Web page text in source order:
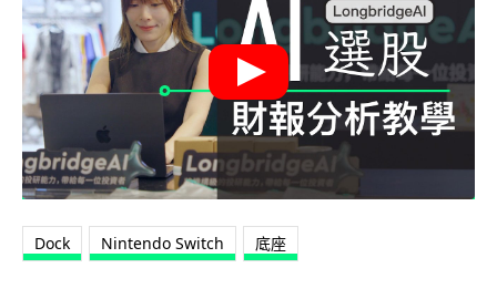
Dock Nintendo Switch 底座